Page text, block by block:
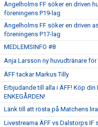
Ängelholms FF söker en driven
föreningens P19-lag
Ängelholms FF söker en driven
föreningens P17-lag
MEDLEMSINFO #8
Anja Larsson ny huvudtränare för
ÄFF tackar Markus Tilly
Erbjudande till alla i ÄFF! Köp din
ENKEGÅRDEN!
Länk till att rösta på Matchens
Livestreama ÄFF vs Dalstorps IF